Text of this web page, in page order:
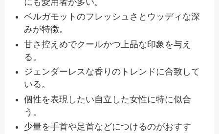
ベルガモットのフレッシュさとウッディな深
みが特徴。
甘さ控えめでクールかつ上品な印象を与え
る。
ジェンダーレスな香りのトレンドに合致して
いる。
個性を表現したい自立した女性に特に似合
う。
少量を手首や足首などにつけるのがおすす